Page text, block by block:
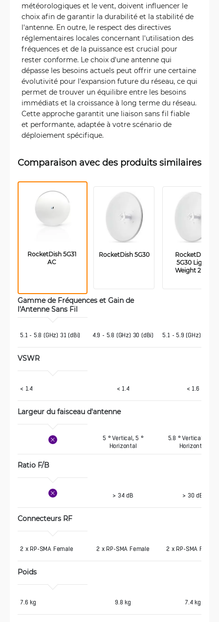
météorologiques et le vent, doivent influencer le
choix afin de garantir la durabilité et la stabilité de
l'antenne. En outre, le respect des directives
réglementaires locales concernant l'utilisation des
fréquences et de la puissance est crucial pour
rester conforme. Le choix d'une antenne qui
dépasse les besoins actuels peut offrir une certaine
évolutivité pour l'expansion future du réseau, ce qui
permet de trouver un équilibre entre les besoins
immédiats et la croissance à long terme du réseau.
Cette approche garantit une liaison sans fil fiable
et performante, adaptée à votre scénario de
déploiement spécifique.
Comparaison avec des produits similaires
RocketDish 5G31
AC
RocketDish 5G30
RocketDish
5G30 Light
Weight 2pcs
Gamme de Fréquences et Gain de
l'Antenne Sans Fil
5.1 - 5.8 (GHz) 31 (dBi) 4.9 - 5.8 (GHz) 30 (dBi) 5.1 - 5.9 (GHz) 30
VSWR
< 1.4 < 1.4 < 1.6
Largeur du faisceau d'antenne
5 ° Vertical, 5 °
Horizontal
5.8 ° Vertical, 5.8 °
Horizontal
Ratio F/B
> 34 dB > 30 dB
Connecteurs RF
2 x RP-SMA Female 2 x RP-SMA Female 2 x RP-SMA Female
Poids
7.6 kg 9.8 kg 7.4 kg